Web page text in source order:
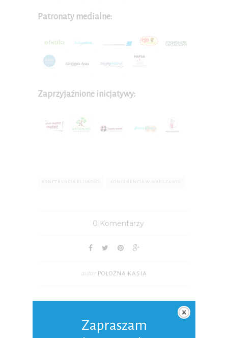
Patronaty medialne:
Zaprzyjaźnione inicjatywy:
KONFERENCJA BLISKOŚCI KONFERENCJA W WARSZAWIE
0 Komentarzy
autor POŁOŻNA KASIA
Położna Kasia
Z wykształcenia i pasji magister
Zapraszam